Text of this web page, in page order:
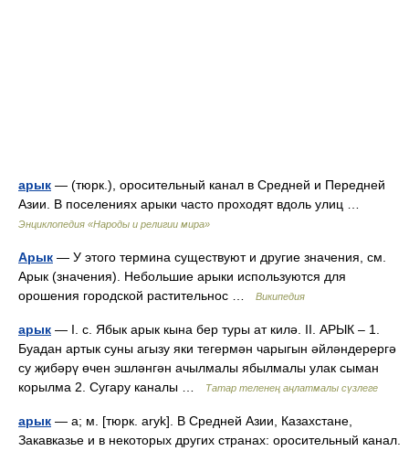
арык — (тюрк.), оросительный канал в Средней и Передней
Азии. В поселениях арыки часто проходят вдоль улиц …
Энциклопедия «Народы и религии мира»
Арык — У этого термина существуют и другие значения, см.
Арык (значения). Небольшие арыки используются для
орошения городской растительнос …
Википедия
арык — I. с. Ябык арык кына бер туры ат килә. II. АРЫК – 1.
Буадан артык суны агызу яки тегермән чарыгын әйләндерергә
су җибәрү өчен эшләнгән ачылмалы ябылмалы улак сыман
корылма 2. Сугару каналы …
Татар теленең аңлатмалы сүзлеге
арык — а; м. [тюрк. aryk]. В Средней Азии, Казахстане,
Закавказье и в некоторых других странах: оросительный канал.